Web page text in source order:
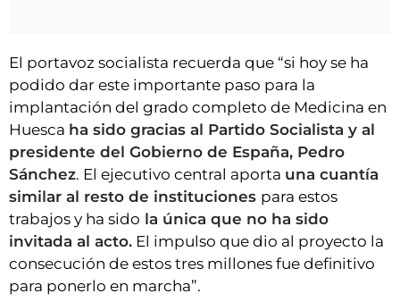
El portavoz socialista recuerda que “si hoy se ha
podido dar este importante paso para la
implantación del grado completo de Medicina en
Huesca ha sido gracias al Partido Socialista y al
presidente del Gobierno de España, Pedro
Sánchez. El ejecutivo central aporta una cuantía
similar al resto de instituciones para estos
trabajos y ha sido la única que no ha sido
invitada al acto. El impulso que dio al proyecto la
consecución de estos tres millones fue definitivo
para ponerlo en marcha”.